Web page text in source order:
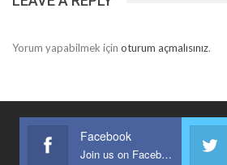
Yorum yapabilmek için oturum açmalısınız.
Facebook
Join us on Facebook